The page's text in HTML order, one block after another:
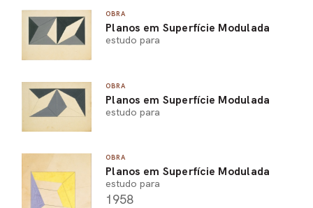
OBRA
Planos em Superfície Modulada
estudo para
OBRA
Planos em Superfície Modulada
estudo para
OBRA
Planos em Superfície Modulada
estudo para
1958